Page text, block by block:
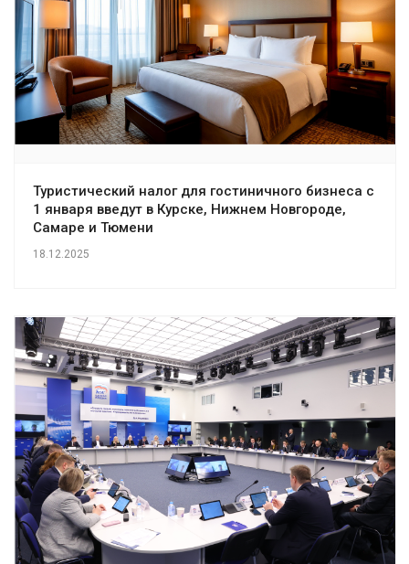
Туристический налог для гостиничного бизнеса с
1 января введут в Курске, Нижнем Новгороде,
Самаре и Тюмени
18.12.2025